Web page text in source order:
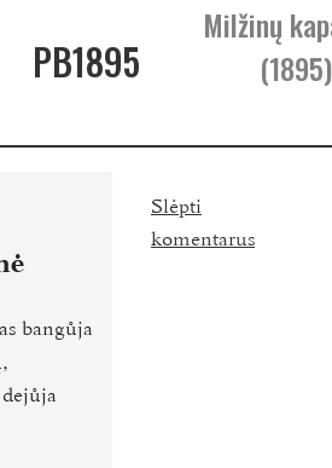
PB1895
Milžinų
bangůja
Slėpti
komentarus